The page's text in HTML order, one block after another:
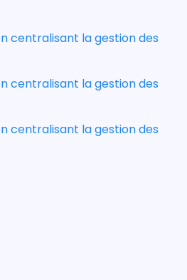
centralisant la gestion des
centralisant la gestion des
centralisant la gestion des